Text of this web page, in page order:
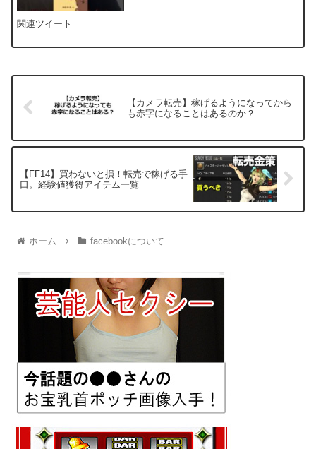
関連ツイート
【カメラ転売】稼げるようになってから
も赤字になることはあるのか？
【FF14】買わないと損！転売で稼げる手
口。経験値獲得アイテム一覧
ホーム facebookについて